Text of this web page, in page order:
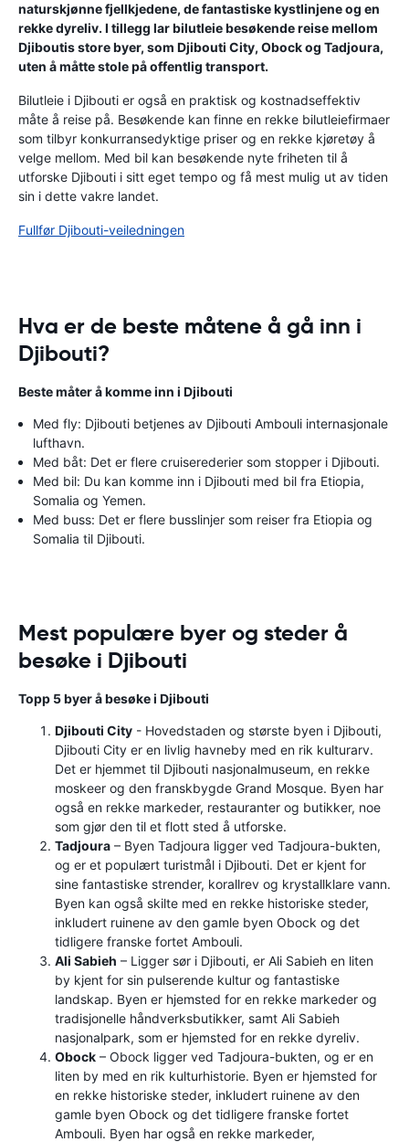
naturskjønne fjellkjedene, de fantastiske kystlinjene og en
rekke dyreliv. I tillegg lar bilutleie besøkende reise mellom
Djiboutis store byer, som Djibouti City, Obock og Tadjoura,
uten å måtte stole på offentlig transport.
Bilutleie i Djibouti er også en praktisk og kostnadseffektiv
måte å reise på. Besøkende kan finne en rekke bilutleiefirmaer
som tilbyr konkurransedyktige priser og en rekke kjøretøy å
velge mellom. Med bil kan besøkende nyte friheten til å
utforske Djibouti i sitt eget tempo og få mest mulig ut av tiden
sin i dette vakre landet.
Fullfør Djibouti-veiledningen
Hva er de beste måtene å gå inn i
Djibouti?
Beste måter å komme inn i Djibouti
Med fly: Djibouti betjenes av Djibouti Ambouli internasjonale
lufthavn.
Med båt: Det er flere cruiserederier som stopper i Djibouti.
Med bil: Du kan komme inn i Djibouti med bil fra Etiopia,
Somalia og Yemen.
Med buss: Det er flere busslinjer som reiser fra Etiopia og
Somalia til Djibouti.
Mest populære byer og steder å
besøke i Djibouti
Topp 5 byer å besøke i Djibouti
Djibouti City - Hovedstaden og største byen i Djibouti,
Djibouti City er en livlig havneby med en rik kulturarv.
Det er hjemmet til Djibouti nasjonalmuseum, en rekke
moskeer og den franskbygde Grand Mosque. Byen har
også en rekke markeder, restauranter og butikker, noe
som gjør den til et flott sted å utforske.
Tadjoura – Byen Tadjoura ligger ved Tadjoura-bukten,
og er et populært turistmål i Djibouti. Det er kjent for
sine fantastiske strender, korallrev og krystallklare vann.
Byen kan også skilte med en rekke historiske steder,
inkludert ruinene av den gamle byen Obock og det
tidligere franske fortet Ambouli.
Ali Sabieh – Ligger sør i Djibouti, er Ali Sabieh en liten
by kjent for sin pulserende kultur og fantastiske
landskap. Byen er hjemsted for en rekke markeder og
tradisjonelle håndverksbutikker, samt Ali Sabieh
nasjonalpark, som er hjemsted for en rekke dyreliv.
Obock – Obock ligger ved Tadjoura-bukten, og er en
liten by med en rik kulturhistorie. Byen er hjemsted for
en rekke historiske steder, inkludert ruinene av den
gamle byen Obock og det tidligere franske fortet
Ambouli. Byen har også en rekke markeder,